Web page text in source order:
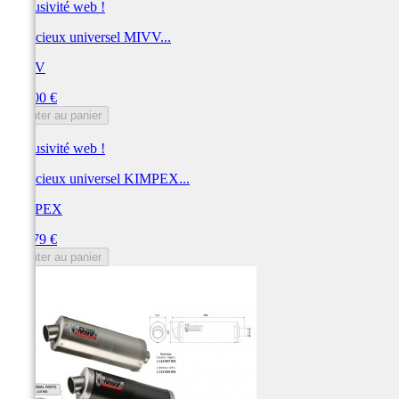
Exclusivité web !
Silencieux universel MIVV...
MIVV
300,00 €
Ajouter au panier
Exclusivité web !
Silencieux universel KIMPEX...
KIMPEX
295,79 €
Ajouter au panier